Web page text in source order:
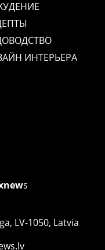
ИНТЕРЬЕРА
s
LV-1050, Latvia